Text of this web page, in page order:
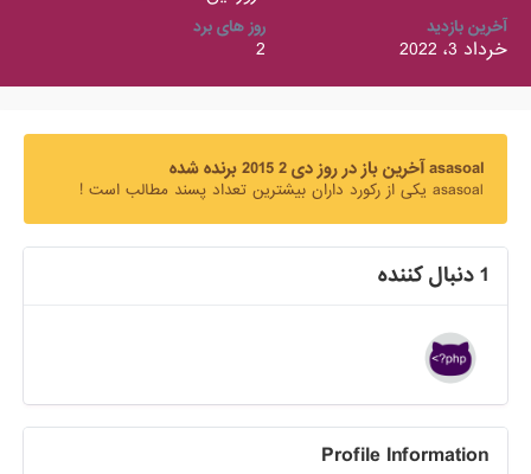
آخرین بازدید
خرداد 3، 2022
روز های برد
2
asasoal آخرین باز در روز دی 2 2015 برنده شده
asasoal یکی از رکورد داران بیشترین تعداد پسند مطالب است !
1 دنبال کننده
Profile Information